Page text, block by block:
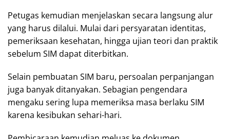
Petugas kemudian menjelaskan secara langsung alur
yang harus dilalui. Mulai dari persyaratan identitas,
pemeriksaan kesehatan, hingga ujian teori dan praktik
sebelum SIM dapat diterbitkan.
Selain pembuatan SIM baru, persoalan perpanjangan
juga banyak ditanyakan. Sebagian pengendara
mengaku sering lupa memeriksa masa berlaku SIM
karena kesibukan sehari-hari.